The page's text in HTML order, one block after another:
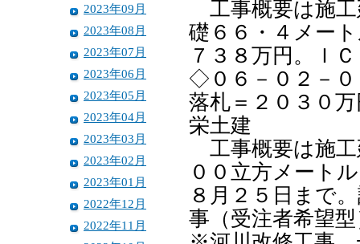
2023年09月
2023年08月
2023年07月
2023年06月
2023年05月
2023年04月
2023年03月
2023年02月
2023年01月
2022年12月
2022年11月
工事概要は施工
礎６６・４メー
７３８万円。Ｉ
◇０６－０２－
落札＝２０３０
栄土建
工事概要は施工
００立方メート
８月２５日まで
事（受注者希望